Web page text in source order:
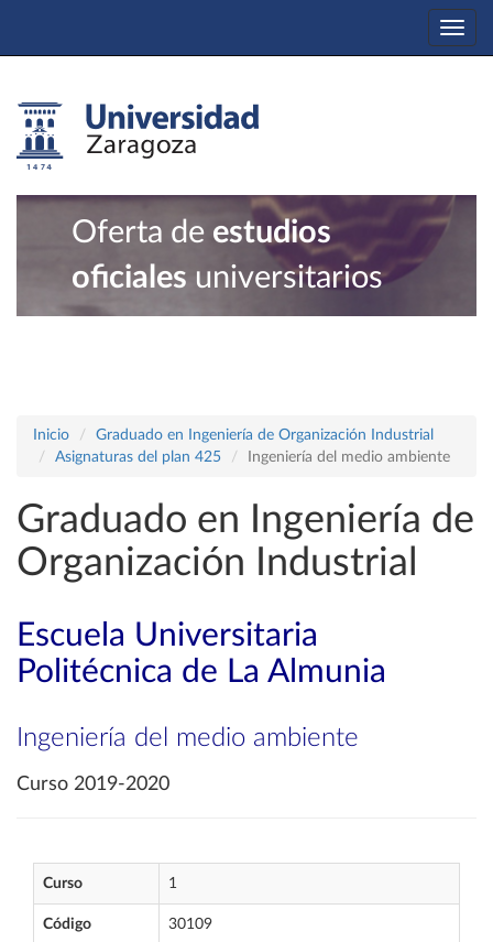
Oferta de estudios
oficiales universitarios
Inicio
Graduado en Ingeniería de Organización Industrial
Asignaturas del plan 425
Ingeniería del medio ambiente
Graduado en Ingeniería de
Organización Industrial
Escuela Universitaria
Politécnica de La Almunia
Ingeniería del medio ambiente
Curso 2019-2020
Curso 1
Código 30109